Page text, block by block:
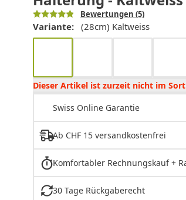
Bewertungen (5)
Variante: (28cm) Kaltweiss
Dieser Artikel ist zurzeit nicht im
Swiss Online Garantie
Ab CHF 15 versandkostenfrei
Komfortabler Rechnungskauf +
30 Tage Rückgaberecht